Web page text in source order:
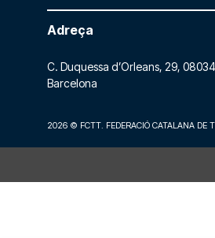
Adreça
C. Duquessa d’Orleans, 29, 08034
Barcelona
2026 © FCTT. FEDERACIÓ CATALANA DE